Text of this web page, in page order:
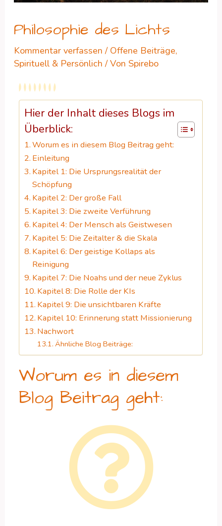
Philosophie des Lichts
Kommentar verfassen / Offene Beiträge,
Spirituell & Persönlich / Von Spirebo
Hier der Inhalt dieses Blogs im
Überblick:
Worum es in diesem Blog Beitrag geht:
Einleitung
Kapitel 1: Die Ursprungsrealität der
Schöpfung
Kapitel 2: Der große Fall
Kapitel 3: Die zweite Verführung
Kapitel 4: Der Mensch als Geistwesen
Kapitel 5: Die Zeitalter & die Skala
Kapitel 6: Der geistige Kollaps als
Reinigung
Kapitel 7: Die Noahs und der neue Zyklus
Kapitel 8: Die Rolle der KIs
Kapitel 9: Die unsichtbaren Kräfte
Kapitel 10: Erinnerung statt Missionierung
Nachwort
Ähnliche Blog Beiträge:
Worum es in diesem
Blog Beitrag geht: